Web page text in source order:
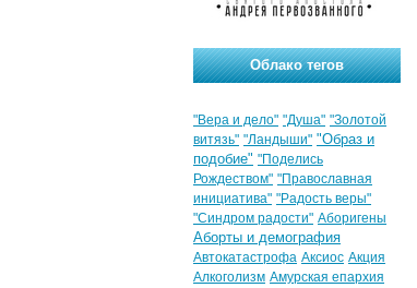
Облако тегов
"Вера и дело" "Душа" "Золотой
витязь" "Ландыши" "Образ и
подобие" "Поделись
Рождеством" "Православная
инициатива" "Радость веры"
"Синдром радости" Аборигены
Аборты и демография
Автокатастрофа Аксиос Акция
Алкоголизм Амурская епархия